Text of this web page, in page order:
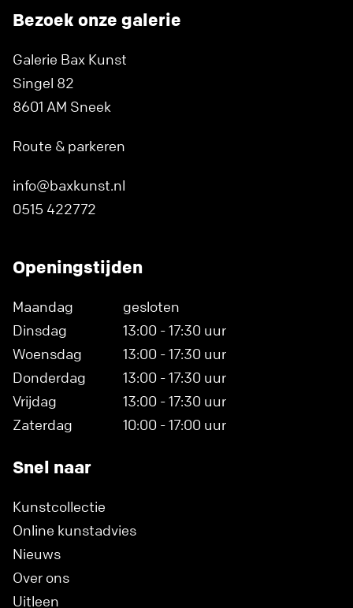
Bezoek onze galerie
Galerie Bax Kunst
Singel 82
8601 AM Sneek
Route & parkeren
info@baxkunst.nl
0515 422772
Openingstijden
Maandag
gesloten
Dinsdag
13:00 - 17:30 uur
Woensdag
13:00 - 17:30 uur
Donderdag
13:00 - 17:30 uur
Vrijdag
13:00 - 17:30 uur
Zaterdag
10:00 - 17:00 uur
Snel naar
Kunstcollectie
Online kunstadvies
Nieuws
Over ons
Uitleen